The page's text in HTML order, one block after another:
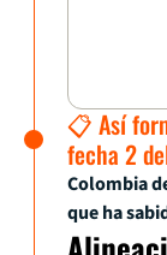
📋 Así
fecha 2
Colombia
que ha